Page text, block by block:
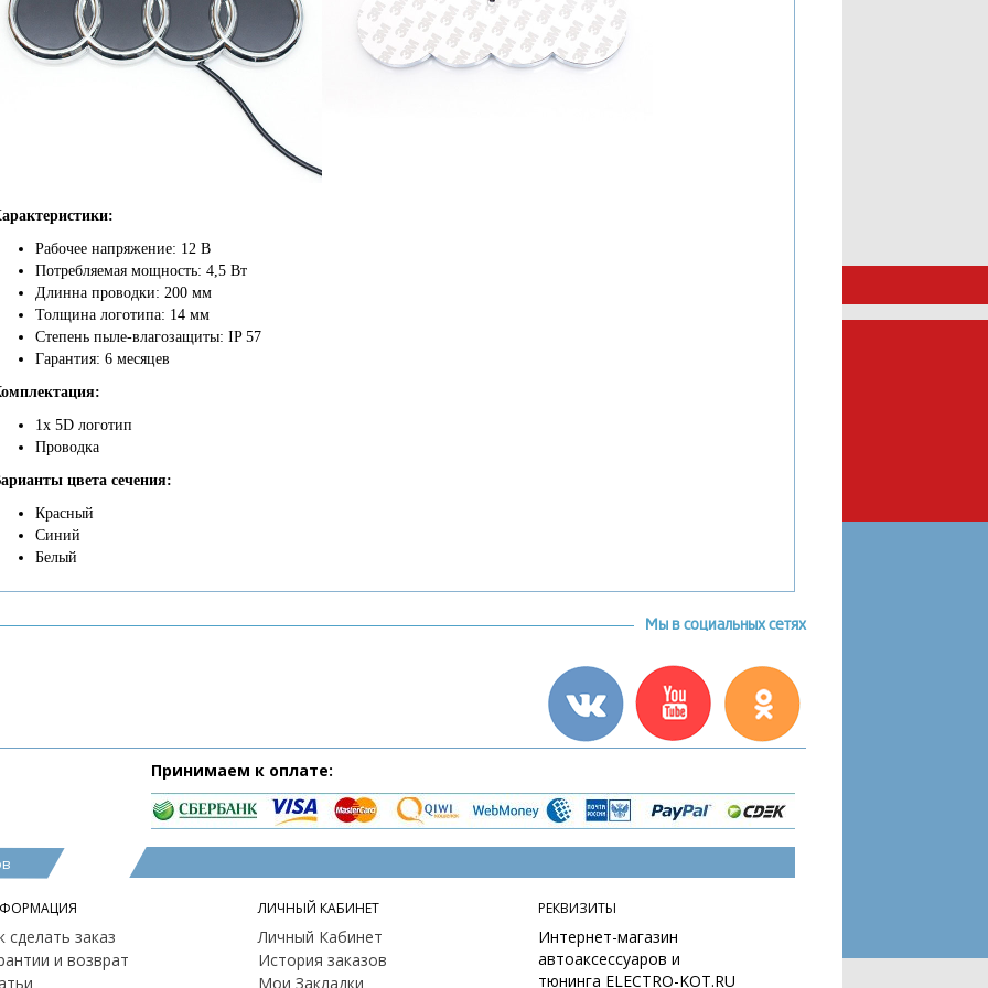
Рабочее напряжение: 12 В
Потребляемая мощность: 4,5 Вт
Длинна проводки: 200 мм
Толщина логотипа: 14 мм
Степень пыле-влагозащиты: IP 57
Гарантия: 6 месяцев
1х 5D логотип
Проводка
цвета сечения:
Красный
Синий
Белый
Мы в социальных сетях
Принимаем к оплате:
сделать заказ
и возврат
ЛИЧНЫЙ КАБИНЕТ
Личный Кабинет
История заказов
Мои Закладки
РЕКВИЗИТЫ
Интернет-магазин
автоаксессуаров и
тюнинга ELECTRO-KOT.RU